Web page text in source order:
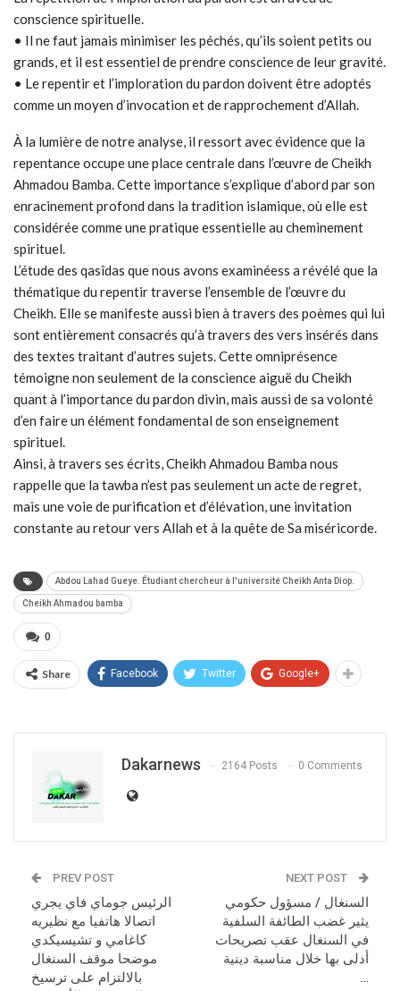
conscience spirituelle.
• Il ne faut jamais minimiser les péchés, qu’ils soient petits ou
grands, et il est essentiel de prendre conscience de leur gravité.
• Le repentir et l’imploration du pardon doivent être adoptés
comme un moyen d’invocation et de rapprochement d’Allah.
À la lumière de notre analyse, il ressort avec évidence que la
repentance occupe une place centrale dans l’œuvre de Cheikh
Ahmadou Bamba. Cette importance s’explique d’abord par son
enracinement profond dans la tradition islamique, où elle est
considérée comme une pratique essentielle au cheminement
spirituel.
L’étude des qasîdas que nous avons examinéess a révélé que la
thématique du repentir traverse l’ensemble de l’œuvre du
Cheikh. Elle se manifeste aussi bien à travers des poèmes qui lui
sont entièrement consacrés qu’à travers des vers insérés dans
des textes traitant d’autres sujets. Cette omniprésence
témoigne non seulement de la conscience aiguë du Cheikh
quant à l’importance du pardon divin, mais aussi de sa volonté
d’en faire un élément fondamental de son enseignement
spirituel.
Ainsi, à travers ses écrits, Cheikh Ahmadou Bamba nous
rappelle que la tawba n’est pas seulement un acte de regret,
mais une voie de purification et d’élévation, une invitation
constante au retour vers Allah et à la quête de Sa miséricorde.
Abdou Lahad Gueye. Étudiant chercheur à l'université Cheikh Anta Diop.
Cheikh Ahmadou bamba
0
Share Facebook Twitter Google+
Dakarnews 2164 Posts 0 Comments
PREV POST
الرئيس جوماي فاي يجري
اتصالا هاتفيا مع نظيريه
كاغامي و تشيسيكدي
موضحا موقف السنغال
بالالتزام على ترسيخ
NEXT POST
السنغال / مسؤول حكومي
يثير غضب الطائفة السلفية
في السنغال عقب تصريحات
أدلى بها خلال مناسبة دينية
…